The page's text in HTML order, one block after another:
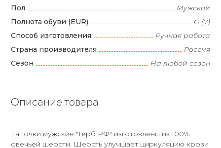
Пол
Мужской
Полнота обуви (EUR)
G (7)
Способ изготовления
Ручная работа
Страна производителя
Россия
Сезон
На любой сезон
Описание товара
Тапочки мужские "Герб РФ" изготовлены из 100%
овечьей шерсти. Шерсть улучшает циркуляцию крови